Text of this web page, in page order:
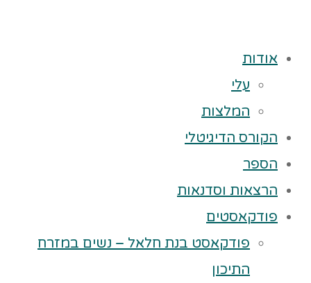
אודות
עלי
המלצות
הקורס הדיגיטלי
הספר
הרצאות וסדנאות
פודקאסטים
פודקאסט בנת חלאל – נשים במזרח
התיכון